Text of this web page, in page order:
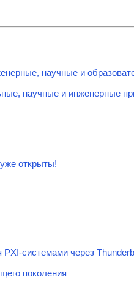
научные и
научные и инженерные
открыты!
PXI-системами через
поколения